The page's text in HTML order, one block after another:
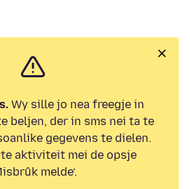
Wy sille jo nea freegje in
beljen, der in sms nei ta te
gegevens te dielen.
aktiviteit mei de opsje
melde’.